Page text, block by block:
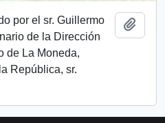
por el sr. Guillermo
de la Dirección
de La Moneda,
República, sr.